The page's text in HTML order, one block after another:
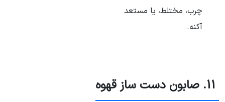
چرب، مختلط، یا مستعد
آکنه.